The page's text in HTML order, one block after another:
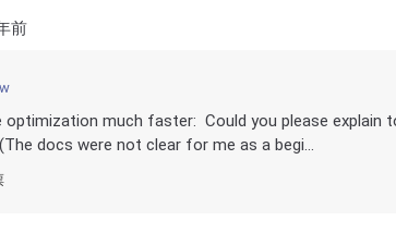
前
much faster: Could you please explain
docs were not clear for me as a begi...